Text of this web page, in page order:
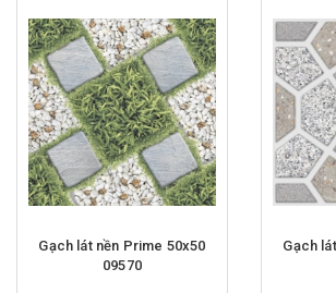
Gạch lát nền Prime 50x50
09570
Gạch